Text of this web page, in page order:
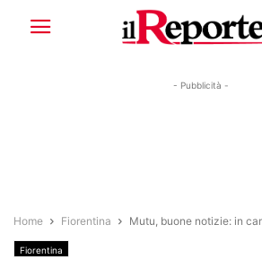
- Pubblicità -
Home Fiorentina Mutu, buone notizie: in
Fiorentina